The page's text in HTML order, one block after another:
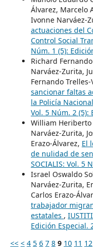
Álvarez, Marcelo
Ivonne Narváez-
actuaciones del
Control Social
Núm. 1 (5):
Richard
Narváez-Zurita,
Fernando Trelles-
sancionar faltas
la Policía
Vol. 5 Núm. 2 (5):
William Heriberto
Narváez-Zurita,
Erazo-Álvarez, El
de nulidad de
SOCIALIS: Vol. 5
Israel Oswaldo
Narváez-Zurita,
Carlos Erazo-
trabajador
estatales ,
Edición Especial.
<< < 4 5 6 7 8 9 10 11 12